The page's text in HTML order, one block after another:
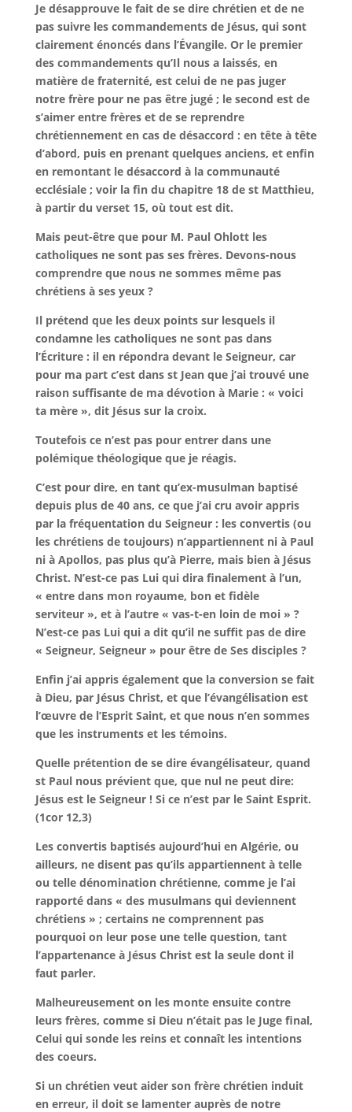
Je désapprouve le fait de se dire chrétien et de ne
pas suivre les commandements de Jésus, qui sont
clairement énoncés dans l’Évangile. Or le premier
des commandements qu’Il nous a laissés, en
matière de fraternité, est celui de ne pas juger
notre frère pour ne pas être jugé ; le second est de
s’aimer entre frères et de se reprendre
chrétiennement en cas de désaccord : en tête à tête
d’abord, puis en prenant quelques anciens, et enfin
en remontant le désaccord à la communauté
ecclésiale ; voir la fin du chapitre 18 de st Matthieu,
à partir du verset 15, où tout est dit.
Mais peut-être que pour M. Paul Ohlott les
catholiques ne sont pas ses frères. Devons-nous
comprendre que nous ne sommes même pas
chrétiens à ses yeux ?
Il prétend que les deux points sur lesquels il
condamne les catholiques ne sont pas dans
l’Écriture : il en répondra devant le Seigneur, car
pour ma part c’est dans st Jean que j’ai trouvé une
raison suffisante de ma dévotion à Marie : « voici
ta mère », dit Jésus sur la croix.
Toutefois ce n’est pas pour entrer dans une
polémique théologique que je réagis.
C’est pour dire, en tant qu’ex-musulman baptisé
depuis plus de 40 ans, ce que j’ai cru avoir appris
par la fréquentation du Seigneur : les convertis (ou
les chrétiens de toujours) n’appartiennent ni à Paul
ni à Apollos, pas plus qu’à Pierre, mais bien à Jésus
Christ. N’est-ce pas Lui qui dira finalement à l’un,
« entre dans mon royaume, bon et fidèle
serviteur », et à l’autre « vas-t-en loin de moi » ?
N’est-ce pas Lui qui a dit qu’il ne suffit pas de dire
« Seigneur, Seigneur » pour être de Ses disciples ?
Enfin j’ai appris également que la conversion se fait
à Dieu, par Jésus Christ, et que l’évangélisation est
l’œuvre de l’Esprit Saint, et que nous n’en sommes
que les instruments et les témoins.
Quelle prétention de se dire évangélisateur, quand
st Paul nous prévient que, que nul ne peut dire:
Jésus est le Seigneur ! Si ce n’est par le Saint Esprit.
(1cor 12,3)
Les convertis baptisés aujourd’hui en Algérie, ou
ailleurs, ne disent pas qu’ils appartiennent à telle
ou telle dénomination chrétienne, comme je l’ai
rapporté dans « des musulmans qui deviennent
chrétiens » ; certains ne comprennent pas
pourquoi on leur pose une telle question, tant
l’appartenance à Jésus Christ est la seule dont il
faut parler.
Malheureusement on les monte ensuite contre
leurs frères, comme si Dieu n’était pas le Juge final,
Celui qui sonde les reins et connaît les intentions
des coeurs.
Si un chrétien veut aider son frère chrétien induit
en erreur, il doit se lamenter auprès de notre